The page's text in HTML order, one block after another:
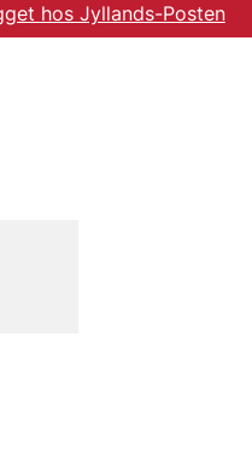
hos Jyllands-Posten